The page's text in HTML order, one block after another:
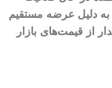
دلیل عرضه مستقیم
از قیمت‌های بازار